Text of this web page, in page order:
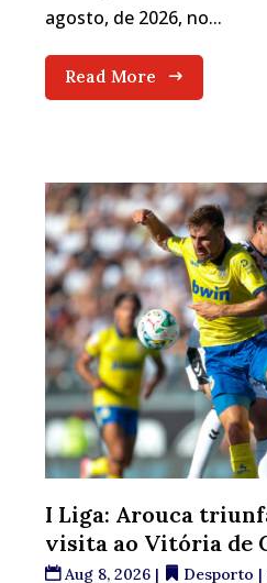
agosto, de 2026, no...
Read More
I Liga: Arouca
visita ao Vitória de
Aug 8, 2026 | Desporto |